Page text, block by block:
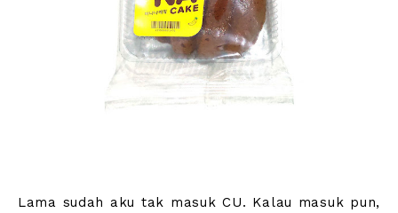
Lama sudah aku tak masuk CU. Kalau masuk pun,